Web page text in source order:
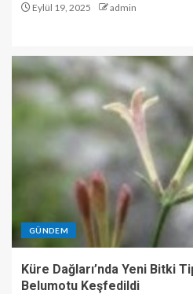
Eylül 19, 2025 admin
GÜNDEM
Küre Dağları’nda Yeni Bitki
Belumotu Keşfedildi